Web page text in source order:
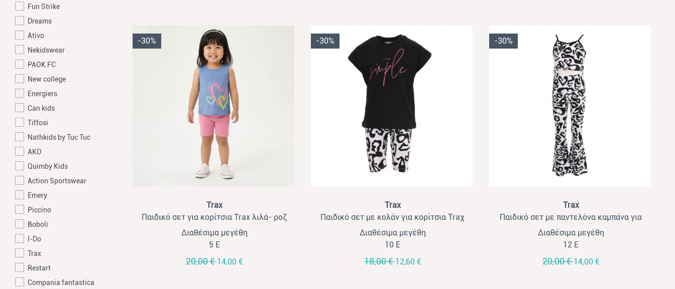
Fun Strike
Dreams
Ativo
Nekidswear
PAOK FC
New college
Energiers
Can kids
Tiffosi
Nathkids by Tuc Tuc
AKO
Quimby Kids
Action Sportswear
Emery
Piccino
Boboli
I-Do
Trax
Restart
Compania fantastica
-30%
Trax
Παιδικό σετ για κορίτσια Trax λιλά- ροζ
3τμχ
Διαθέσιμα μεγέθη
5 Ε
20,00 €14,00 €
-30%
Trax
Παιδικό σετ με κολάν για κορίτσια Traχ
μαύρο- print
Διαθέσιμα μεγέθη
10 Ε
18,00 €12,60 €
-30%
Trax
Παιδικό σετ με παντελόνα καμπάνα για
κορίτσιαTrax ασπρόμαυρο
Διαθέσιμα μεγέθη
12 Ε
20,00 €14,00 €